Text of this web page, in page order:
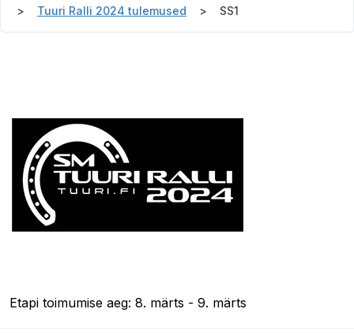
Tuuri Ralli 2024 tulemused SS1
Etapi toimumise aeg: 8. märts - 9. märts